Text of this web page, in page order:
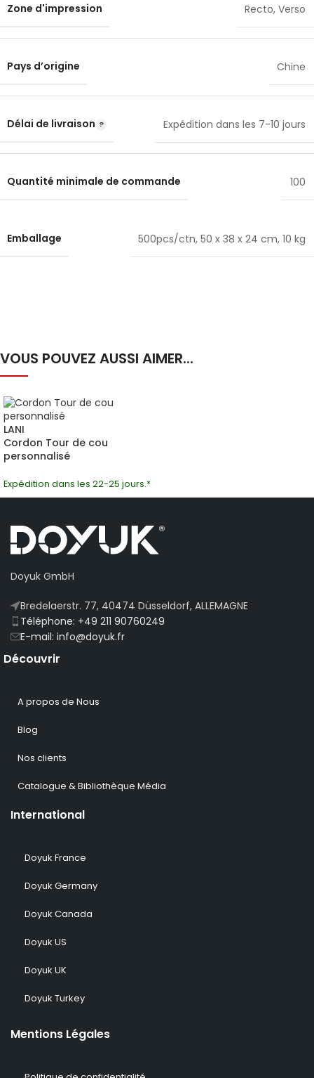
Zone d'impression Recto, Verso
Pays d’origine Chine
Délai de livraison Expédition dans les 7-10 jours
Quantité minimale de commande 100
Emballage 500pcs/ctn, 50 x 38 x 24 cm, 10 kg
VOUS POUVEZ AUSSI AIMER...
LANI
Cordon Tour de cou
personnalisé
Expédition dans les 22-25 jours.*
Doyuk GmbH
Bredelaerstr. 77, 40474 Düsseldorf, ALLEMAGNE
Téléphone: +49 211 90760249
E-mail: info@doyuk.fr
Découvrir
A propos de Nous
Blog
Nos clients
Catalogue & Bibliothèque Média
International
Doyuk France
Doyuk Germany
Doyuk Canada
Doyuk US
Doyuk UK
Doyuk Turkey
Mentions Légales